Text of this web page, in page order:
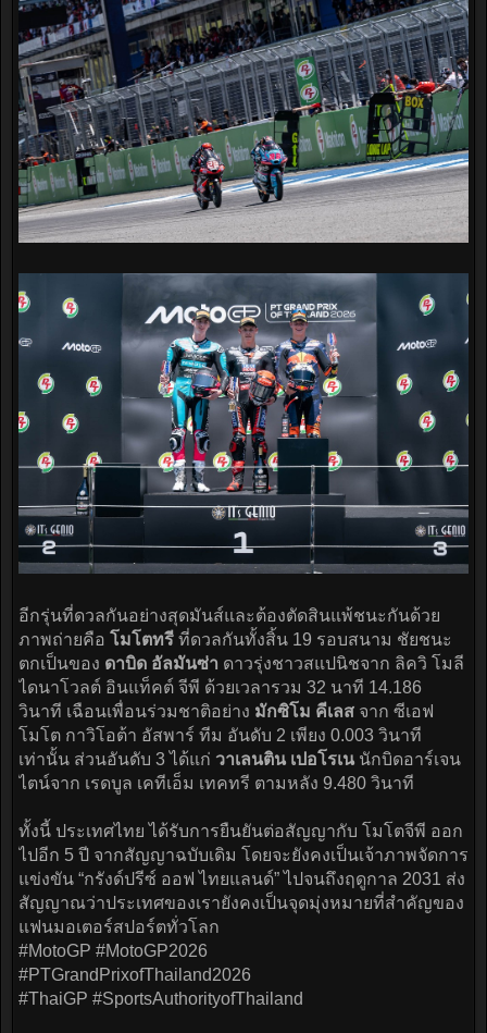
อีกรุ่นที่ดวลกันอย่างสุดมันส์และต้องตัดสินแพ้ชนะกันด้วย
ภาพถ่ายคือ โมโตทรี ที่ดวลกันทั้งสิ้น 19 รอบสนาม ชัยชนะ
ตกเป็นของ ดาบิด อัลมันซ่า ดาวรุ่งชาวสแปนิชจาก ลิควิ โมลี
ไดนาโวลต์ อินแท็คต์ จีพี ด้วยเวลารวม 32 นาที 14.186
วินาที เฉือนเพื่อนร่วมชาติอย่าง มักซิโม คีเลส จาก ซีเอฟ
โมโต กาวิโอต้า อัสพาร์ ทีม อันดับ 2 เพียง 0.003 วินาที
เท่านั้น ส่วนอันดับ 3 ได้แก่ วาเลนติน เปอโรเน นักบิดอาร์เจน
ไตน์จาก เรดบูล เคทีเอ็ม เทคทรี ตามหลัง 9.480 วินาที
ทั้งนี้ ประเทศไทย ได้รับการยืนยันต่อสัญญากับ โมโตจีพี ออก
ไปอีก 5 ปี จากสัญญาฉบับเดิม โดยจะยังคงเป็นเจ้าภาพจัดการ
แข่งขัน “กรังด์ปรีซ์ ออฟ ไทยแลนด์” ไปจนถึงฤดูกาล 2031 ส่ง
สัญญาณว่าประเทศของเรายังคงเป็นจุดมุ่งหมายที่สำคัญของ
แฟนมอเตอร์สปอร์ตทั่วโลก
#MotoGP #MotoGP2026
#PTGrandPrixofThailand2026
#ThaiGP #SportsAuthorityofThailand